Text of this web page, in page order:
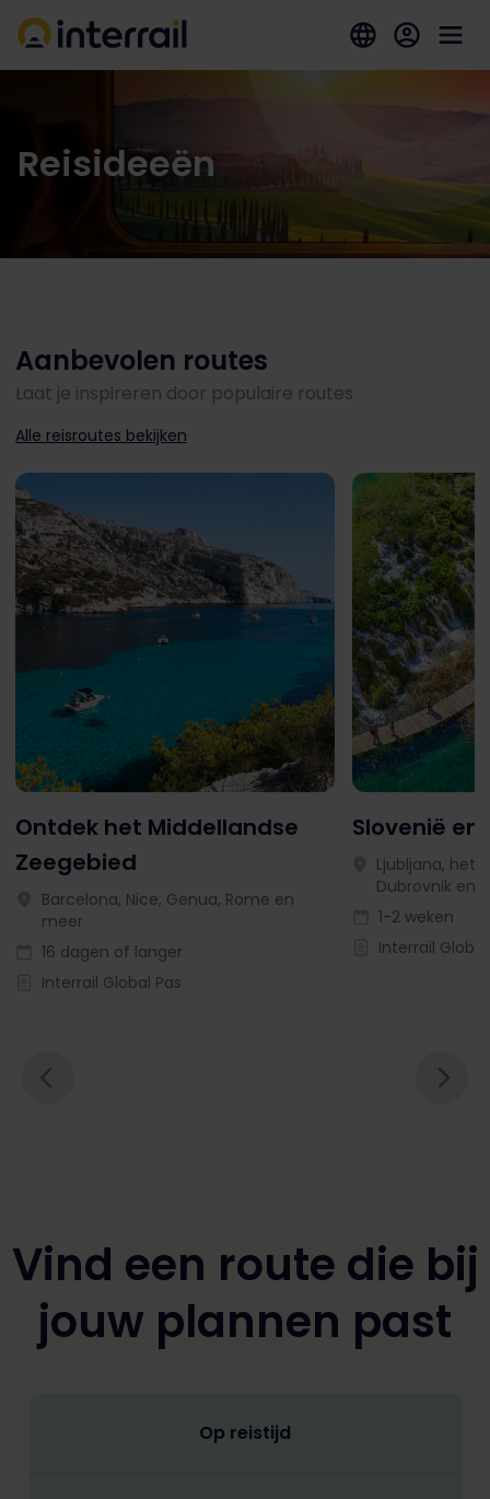
Reisideeën
Aanbevolen routes
Laat je inspireren door populaire routes
Alle reisroutes bekijken
Ontdek het Middellandse
Zeegebied
Barcelona, Nice, Genua, Rome en
meer
16 dagen of langer
Interrail Global Pas
Slovenië en
Ljubljana, het
Dubrovnik en
1-2 weken
Interrail Global
Vind een route die bij
jouw plannen past
Op reistijd